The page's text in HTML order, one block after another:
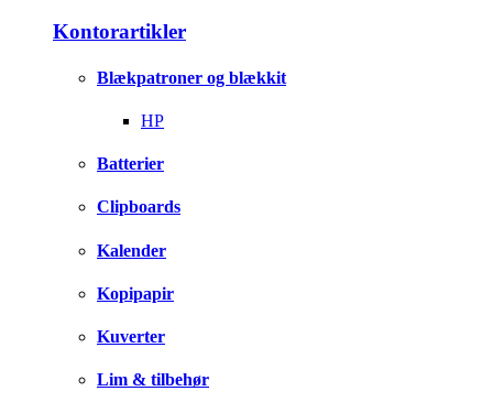
Kontorartikler
Blækpatroner og blækkit
HP
Batterier
Clipboards
Kalender
Kopipapir
Kuverter
Lim & tilbehør